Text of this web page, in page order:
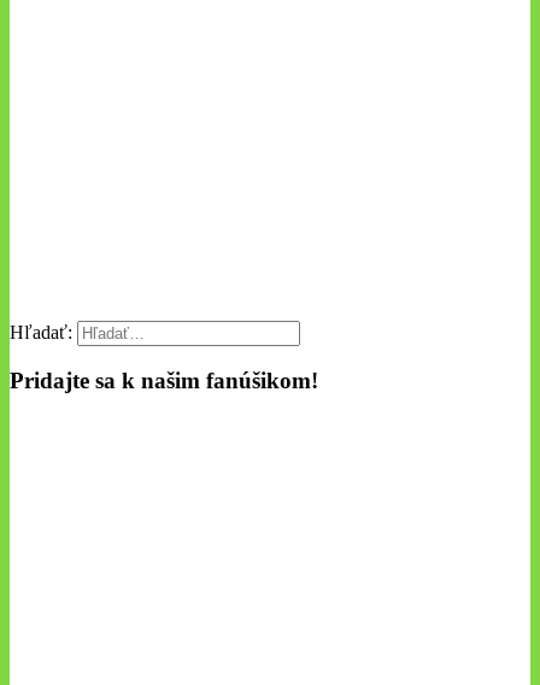
Hľadať:
Pridajte sa k našim fanúšikom!